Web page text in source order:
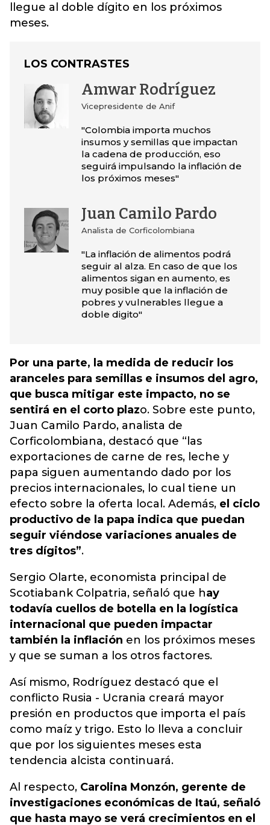
llegue al doble dígito en los próximos
meses.
LOS CONTRASTES
Amwar Rodríguez
Vicepresidente de Anif
"Colombia importa muchos
insumos y semillas que impactan
la cadena de producción, eso
seguirá impulsando la inflación de
los próximos meses"
Juan Camilo Pardo
Analista de Corficolombiana
"La inflación de alimentos podrá
seguir al alza. En caso de que los
alimentos sigan en aumento, es
muy posible que la inflación de
pobres y vulnerables llegue a
doble digito"
Por una parte, la medida de reducir los
aranceles para semillas e insumos del agro,
que busca mitigar este impacto, no se
sentirá en el corto plazo. Sobre este punto,
Juan Camilo Pardo, analista de
Corficolombiana, destacó que “las
exportaciones de carne de res, leche y
papa siguen aumentando dado por los
precios internacionales, lo cual tiene un
efecto sobre la oferta local. Además, el ciclo
productivo de la papa indica que puedan
seguir viéndose variaciones anuales de
tres dígitos”.
Sergio Olarte, economista principal de
Scotiabank Colpatria, señaló que hay
todavía cuellos de botella en la logística
internacional que pueden impactar
también la inflación en los próximos meses
y que se suman a los otros factores.
Así mismo, Rodríguez destacó que el
conflicto Rusia - Ucrania creará mayor
presión en productos que importa el país
como maíz y trigo. Esto lo lleva a concluir
que por los siguientes meses esta
tendencia alcista continuará.
Al respecto, Carolina Monzón, gerente de
investigaciones económicas de Itaú, señaló
que hasta mayo se verá crecimientos en el